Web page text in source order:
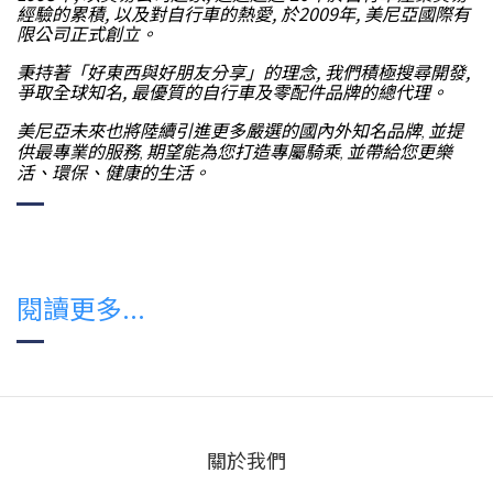
經驗的累積, 以及對自行車的熱愛, 於2009年, 美尼亞國際有
限公司正式創立。
秉持著「好東西與好朋友分享」的理念, 我們積極搜尋開發,
爭取全球知名, 最優質的自行車及零配件品牌的總代理。
美尼亞未來也將陸續引進更多嚴選的國內外知名品牌, 並提
供最專業的服務, 期望能為您打造專屬騎乘, 並帶給您更樂
活、環保、健康的生活。
閱讀更多...
關於我們